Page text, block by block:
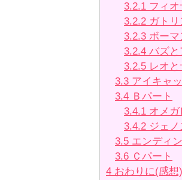
3.2.1 フィ
3.2.2 ガト
3.2.3 ボー
3.2.4 バズ
3.2.5 レオ
3.3 アイキャ
3.4 Ｂパート
3.4.1 オメ
3.4.2 ジェ
3.5 エンディ
3.6 Ｃパート
4 おわりに(感想)